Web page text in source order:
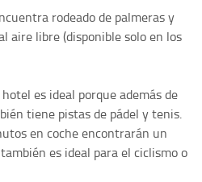
rodeado de palmeras y
aire libre (disponible solo en los
es ideal porque además de
tiene pistas de pádel y tenis.
en coche encontrarán un
es ideal para el ciclismo o